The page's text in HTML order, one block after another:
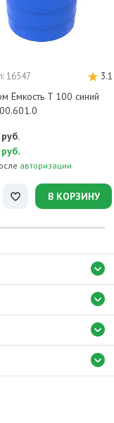
16547 3.1
Ёмкость T 100 синий
руб.
руб.
авторизации
В КОРЗИНУ